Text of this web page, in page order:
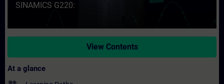
SINAMICS G220:
View Contents
At a glance